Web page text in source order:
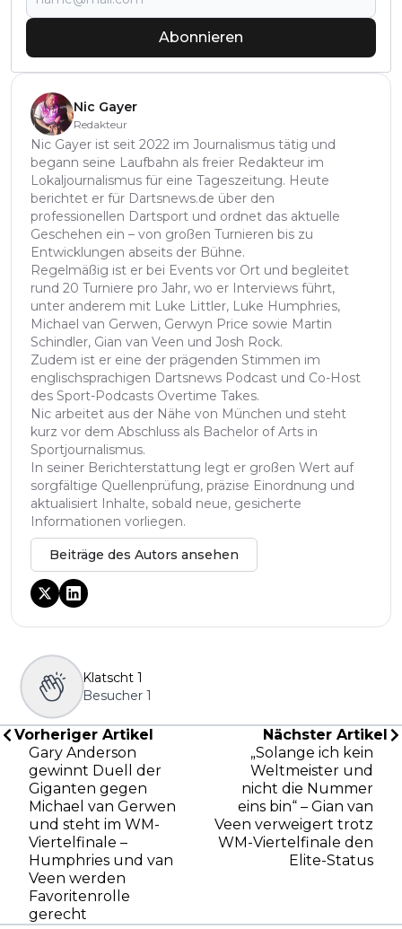
Abonnieren
Nic Gayer
Redakteur
Nic Gayer ist seit 2022 im Journalismus tätig und
begann seine Laufbahn als freier Redakteur im
Lokaljournalismus für eine Tageszeitung. Heute
berichtet er für Dartsnews.de über den
professionellen Dartsport und ordnet das aktuelle
Geschehen ein – von großen Turnieren bis zu
Entwicklungen abseits der Bühne.
Regelmäßig ist er bei Events vor Ort und begleitet
rund 20 Turniere pro Jahr, wo er Interviews führt,
unter anderem mit Luke Littler, Luke Humphries,
Michael van Gerwen, Gerwyn Price sowie Martin
Schindler, Gian van Veen und Josh Rock.
Zudem ist er eine der prägenden Stimmen im
englischsprachigen Dartsnews Podcast und Co-Host
des Sport-Podcasts Overtime Takes.
Nic arbeitet aus der Nähe von München und steht
kurz vor dem Abschluss als Bachelor of Arts in
Sportjournalismus.
In seiner Berichterstattung legt er großen Wert auf
sorgfältige Quellenprüfung, präzise Einordnung und
aktualisiert Inhalte, sobald neue, gesicherte
Informationen vorliegen.
Beiträge des Autors ansehen
Klatscht 1
Besucher 1
Vorheriger Artikel
Gary Anderson
gewinnt Duell der
Giganten gegen
Michael van Gerwen
und steht im WM-
Viertelfinale –
Humphries und van
Veen werden
Favoritenrolle
gerecht
Nächster Artikel
„Solange ich kein
Weltmeister und
nicht die Nummer
eins bin“ – Gian van
Veen verweigert trotz
WM-Viertelfinale den
Elite-Status